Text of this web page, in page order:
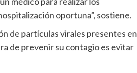
oportuna”, sostiene.
de partículas virales presentes en
de prevenir su contagio es evitar